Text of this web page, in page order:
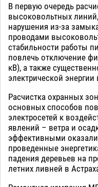
В первую очередь
высоковольтных
нарушения из-за
проводами
стабильности работы
повлечь отключение
кВ), а также
электрической энергии
Расчистка охранных
основных способов
электросетей к
явлений – ветра и
эффективными
проведенные
падения деревьев на
летних ливней в